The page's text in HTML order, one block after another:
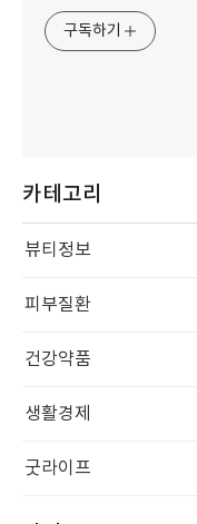
구독하기
카테고리
뷰티정보
피부질환
건강약품
생활경제
굿라이프